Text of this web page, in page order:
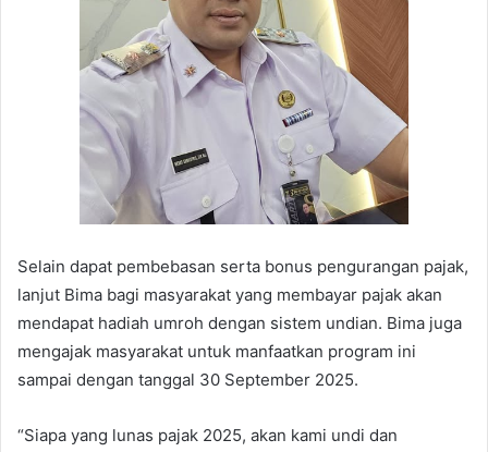
Selain dapat pembebasan serta bonus pengurangan pajak,
lanjut Bima bagi masyarakat yang membayar pajak akan
mendapat hadiah umroh dengan sistem undian. Bima juga
mengajak masyarakat untuk manfaatkan program ini
sampai dengan tanggal 30 September 2025.
“Siapa yang lunas pajak 2025, akan kami undi dan